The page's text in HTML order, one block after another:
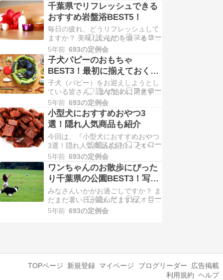
す。 お料理も得意と言われている鈴
木亜美さんの旦那さんは何歳なんで
しょうか。 一般人とされていて、
「お仕事は電通で高収入」といった
情報もありますが、本当なのでしょ
うか。 そこで…
千葉県でリフレッシュできる
おすすめ岩盤浴BEST5！
毎日の疲れ、どうリフレッシュして
ますか？ 美味しいものを食べる？
スポーツ？ ショッピング？ 色々な
方法がありますよね。 そんな皆さん
に、疲れを取るのにも気分転換にも
ぴったりな岩盤浴をご紹介したいと
思います。 岩盤浴といえば、少し前
までは女性のリラクゼーションのと
して人気がありま…
5年前 693の定例会
子犬パピーのおもちゃ
BEST3！最初に揃えておくべ
きグッズも紹介
子犬（パピー）をお迎えしようとし
ている皆さん。 まず始めに用意する
ものってありますよね。 ケージ、ト
イレ、フード、お皿、クレート、お
もちゃ、etc….。 その中でも悩むの
がおもちゃ！ ケージやトイレなどの
必須グッズは、お迎えするワンちゃ
んがペットショップやブリーダーさ
んのところで…
5年前 693の定例会
小型犬におすすめおやつ3
選！隠れ人気商品も紹介
今回は、『小型犬におすすめおやつ
3選！隠れ人気商品も紹介』という
ことで、お話ししていきたいと思い
ます。 ワンちゃんのおやつといえ
ば、トレーニングやおさんぽなど、
日々の生活の中でご褒美として活躍
する、大切なアイテムですよね。 特
に室内飼いの多い小型犬のワンちゃ
んにとって、１日にご褒…
5年前 693の定例会
ワンちゃんのお散歩にぴった
り千葉県の公園BEST3！写真
撮影におすすめスポットも紹
介
みなさんいかがお過ごしですか？ ま
だまだ暑い日が続いてますね。 こん
なに暑いと、休日も外に出たくない
響で多くのお出かけスポットには行
きにくいですよ…
5年前 693の定例会
TOPページ 新規登録 マイページ ブログリーダー
広告掲載
利用規約 ヘルプ